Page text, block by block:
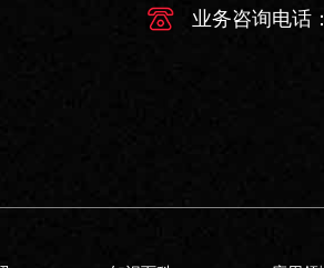
业务咨询电话：